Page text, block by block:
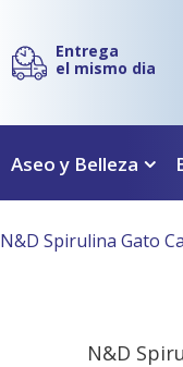
Entrega
el mismo dia
Aseo y Belleza
N&D Spirulina Gato
N&D